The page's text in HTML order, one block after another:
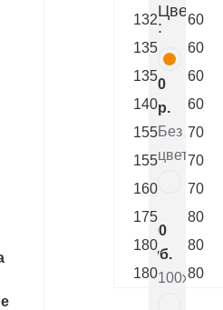
132
60
135
60
135
60
140
60
155
70
155
70
160
70
175
80
180
80
180
80
Цветник
:
0
р.
Без
цветника
800
руб.
100x50x5